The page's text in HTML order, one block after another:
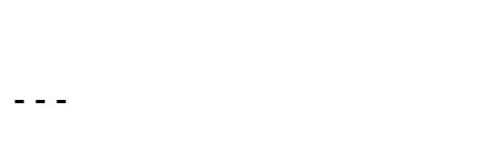
---